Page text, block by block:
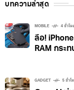
บทความล่าสุด
MOBILE 4 ชั่วโม
ลือ!
RAM กระ
GADGET 5 ชั่วโ